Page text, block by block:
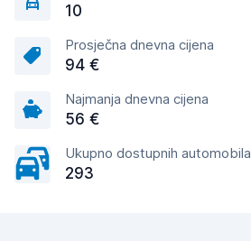
10
Prosječna dnevna cijena
94 €
Najmanja dnevna cijena
56 €
Ukupno dostupnih automobila
293